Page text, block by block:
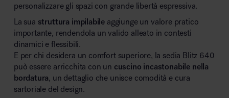
personalizzare gli spazi con grande libertà espressiva.
La sua struttura impilabile aggiunge un valore pratico
importante, rendendola un valido alleato in contesti
dinamici e flessibili.
E per chi desidera un comfort superiore, la sedia Blitz 640
può essere arricchita con un cuscino incastonabile nella
bordatura, un dettaglio che unisce comodità e cura
sartoriale del design.